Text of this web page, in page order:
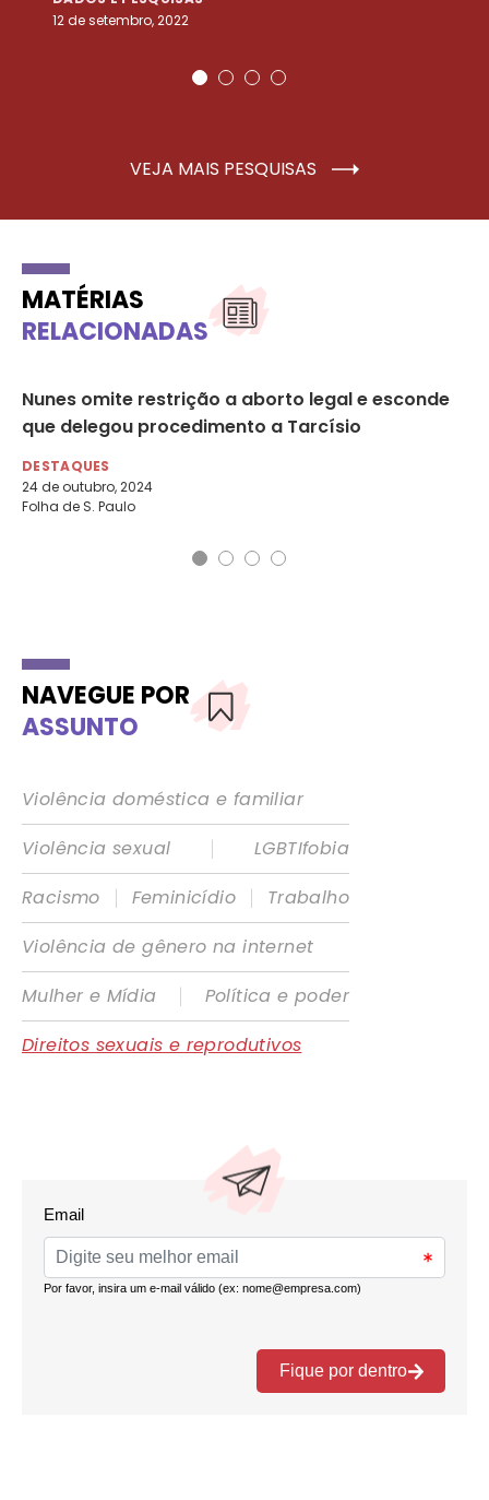
12 de setembro, 2022
VEJA MAIS PESQUISAS
MATÉRIAS
RELACIONADAS
Nunes omite restrição a aborto legal e esconde
que delegou procedimento a Tarcísio
DESTAQUES
24 de outubro, 2024
Folha de S. Paulo
NAVEGUE POR
ASSUNTO
Violência doméstica e familiar
Violência sexual
|
LGBTIfobia
Racismo
| Feminicídio |
Trabalho
Violência de gênero na internet
Mulher e Mídia
|
Política e poder
Direitos sexuais e reprodutivos